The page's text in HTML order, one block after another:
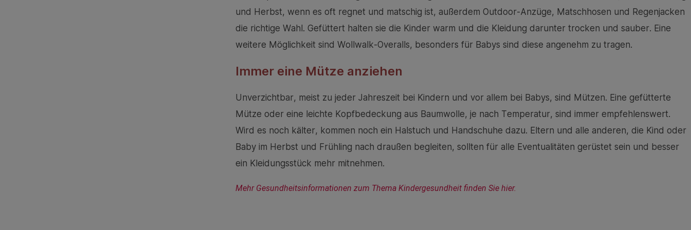
und Herbst, wenn es oft regnet und matschig ist, außerdem Outdoor-Anzüge, Matschhosen und Regenjacken
die richtige Wahl. Gefüttert halten sie die Kinder warm und die Kleidung darunter trocken und sauber. Eine
weitere Möglichkeit sind Wollwalk-Overalls, besonders für Babys sind diese angenehm zu tragen.
Immer eine Mütze anziehen
Unverzichtbar, meist zu jeder Jahreszeit bei Kindern und vor allem bei Babys, sind Mützen. Eine gefütterte
Mütze oder eine leichte Kopfbedeckung aus Baumwolle, je nach Temperatur, sind immer empfehlenswert.
Wird es noch kälter, kommen noch ein Halstuch und Handschuhe dazu. Eltern und alle anderen, die Kind oder
Baby im Herbst und Frühling nach draußen begleiten, sollten für alle Eventualitäten gerüstet sein und besser
ein Kleidungsstück mehr mitnehmen.
Mehr Gesundheitsinformationen zum Thema Kindergesundheit finden Sie hier.